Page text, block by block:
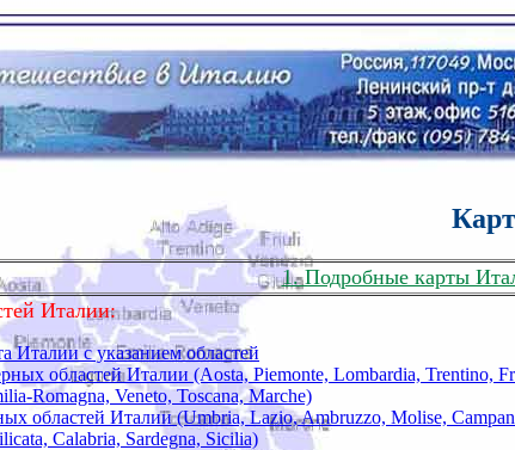
1. Подробные карты
Италии:
Италии с указанием областей
областей Италии (Aosta, Piemonte, Lombardia, Trentino,
Romagna, Veneto, Toscana, Marche)
областей Италии (Umbria, Lazio, Ambruzzo, Molise,
Calabria, Sardegna, Sicilia)